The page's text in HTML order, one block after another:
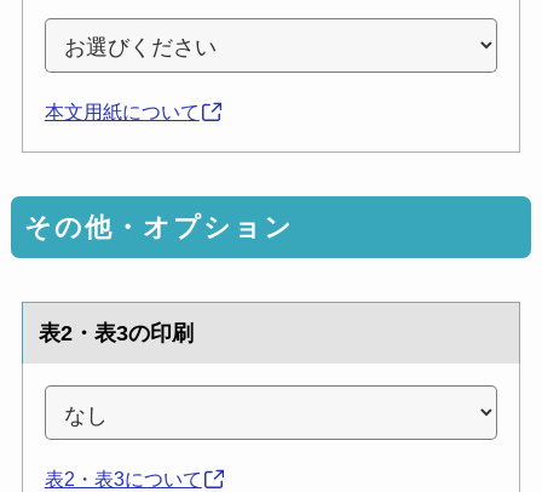
本文用紙について
その他・オプション
表2・表3の印刷
表2・表3について